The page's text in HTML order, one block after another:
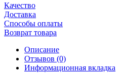
Качество
Доставка
Способы оплаты
Возврат товара
Описание
Отзывов (0)
Информационная вкладка